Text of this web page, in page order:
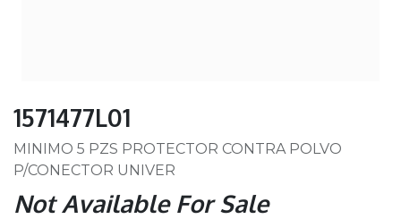
1571477L01
MINIMO 5 PZS PROTECTOR CONTRA POLVO
P/CONECTOR UNIVER
Not Available For Sale